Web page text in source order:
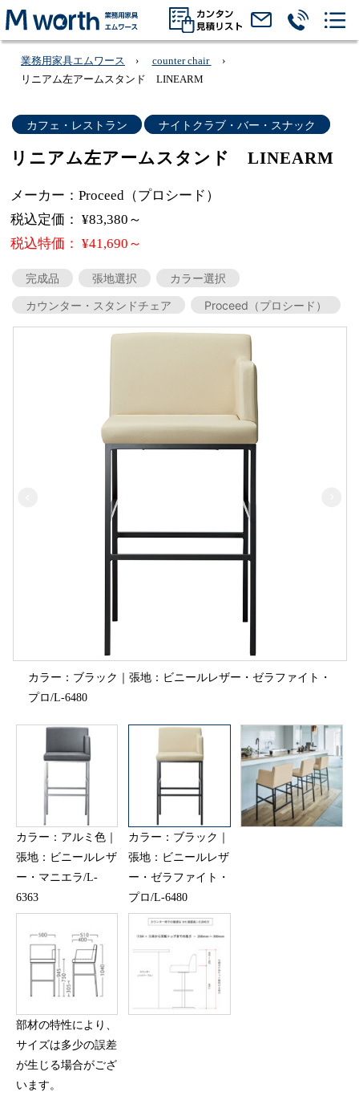
業務用家具エムワース
counter chair
リニアム左アームスタンド LINEARM
カフェ・レストラン ナイトクラブ・バー・スナック
リニアム左アームスタンド LINEARM
メーカー：Proceed（プロシード）
税込定価： ¥83,380～
税込特価： ¥41,690～
完成品 張地選択
カラー選択
カウンター・スタンドチェア
Proceed（プロシード）
カラー：ブラック｜張地：ビニールレザー・ゼラファイト・
プロ/L-6480
カラー：アルミ色｜
張地：ビニールレザ
ー・マニエラ/L-
6363
カラー：ブラック｜
張地：ビニールレザ
ー・ゼラファイト・
プロ/L-6480
部材の特性により、
サイズは多少の誤差
が生じる場合がござ
います。